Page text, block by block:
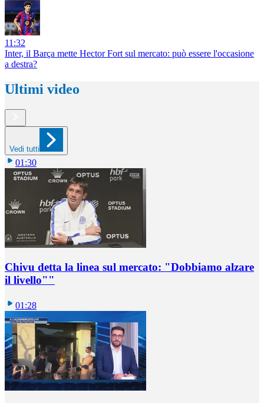
11:32
Inter, il Barça mette Hector Fort sul mercato: può essere l'occasione
a destra?
Ultimi video
Vedi tutti
01:30
Chivu detta la linea sul mercato: "Dobbiamo alzare
il livello""
01:28